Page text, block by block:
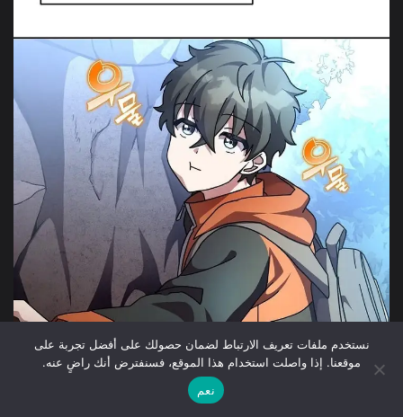
نستخدم ملفات تعريف الارتباط لضمان حصولك على أفضل تجربة على
موقعنا. إذا واصلت استخدام هذا الموقع، فسنفترض أنك راضٍ عنه.
نعم